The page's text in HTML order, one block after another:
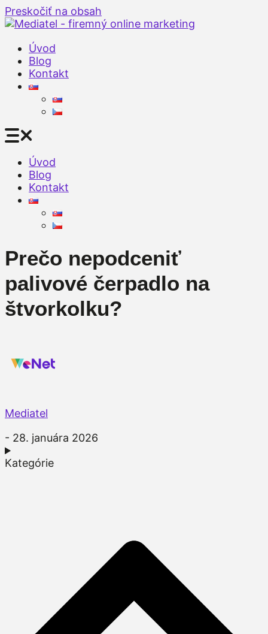
Preskočiť na obsah
Úvod
Blog
Kontakt
Úvod
Blog
Kontakt
Prečo nepodceniť
palivové čerpadlo na
štvorkolku?
Mediatel
- 28. januára 2026
Kategórie